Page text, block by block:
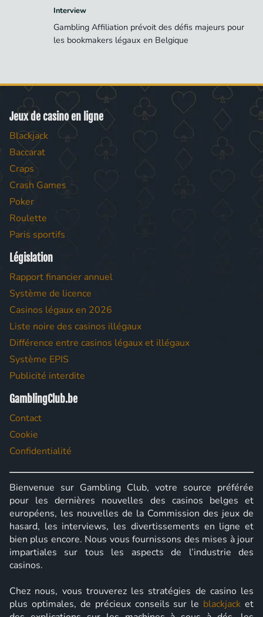
Interview
Gambling Affiliation prévoit des défis majeurs pour
les bookmakers légaux en Belgique
Jeux de casino en ligne
Blackjack
Baccarat
Craps
Crash Games
Poker
Roulette
Paris sportifs
Législation
Rapport financier annuel
Système de licence
Casinos légaux en 2026
Liste noire des casinos illégaux
Différence entre casinos légaux et illégaux
Système EPIS
Publicité interdite
GamblingClub.be
Contact
Cookie
Confidentialité
Bienvenue sur Gambling Club, votre source préférée
pour les dernières nouvelles des casinos belges et
européens, les nouvelles de la Commission des jeux de
hasard, les interviews, les divertissements en ligne et
bien plus encore. Nous vous fournissons des mises à jour
impartiales sur tous les aspects de l’industrie des
casinos.
Chez nous, vous trouverez les stratégies de casino les
plus optimales, de précieux conseils sur le blackjack et